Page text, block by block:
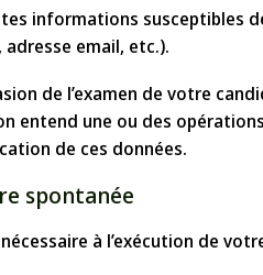
informations susceptibles
email, etc.).
de l’examen de votre
entend une ou des
de ces données.
spontanée
à l’exécution de